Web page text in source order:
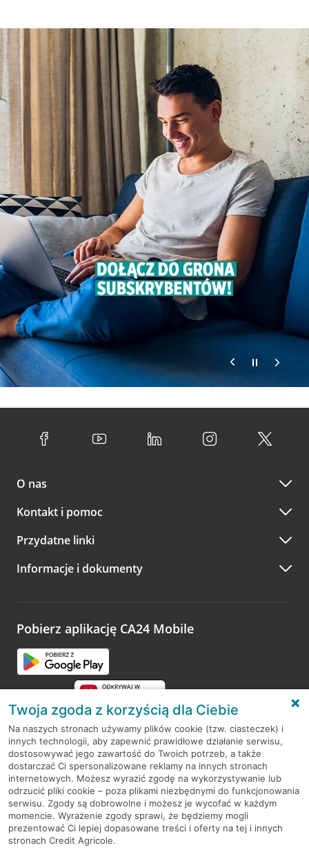
O nas
Kontakt i pomoc
Przydatne linki
Informacje i dokumenty
Pobierz aplikację CA24 Mobile
RODO
Regulamin serwisu
Mapa serwisu
PolitykaCookies
Twoja zgoda z korzyścią dla Ciebie
Na naszych stronach używamy plików cookie (tzw. ciasteczek) i
innych technologii, aby zapewnić prawidłowe działanie serwisu,
dostosowywać jego zawartość do Twoich potrzeb, a także
dostarczać Ci spersonalizowane reklamy na innych stronach
internetowych. Możesz wyrazić zgodę na wykorzystywanie lub
odrzucić pliki cookie – poza plikami niezbędnymi do funkcjonowania
serwisu. Zgody są dobrowolne i możesz je wycofać w każdym
momencie. Wyrażenie zgody sprawi, że będziemy mogli
prezentować Ci lepiej dopasowane treści i oferty na tej i innych
stronach Credit Agricole.